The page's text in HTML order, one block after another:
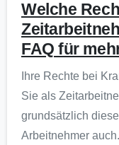
Welche
FAQ für
Ihre Rechte bei
Sie als
grundsätzlich
Arbeitnehmer